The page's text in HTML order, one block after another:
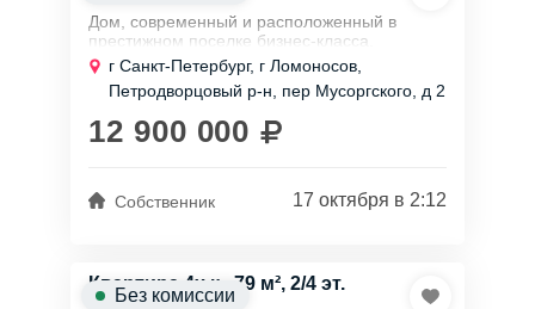
Дом, современный и расположенный в
престижном поселке бизнес-класса.
Здесь обеспечен удобный подъезд в течение
всего года, а автобусная остановка
находится в...
г Санкт-Петербург, г Ломоносов,
Петродворцовый р-н, пер Мусоргского, д 2
12 900 000
Собственник 17 октября в 2:12
Квартира 4х к., 79 м², 2/4 эт.
Без комиссии